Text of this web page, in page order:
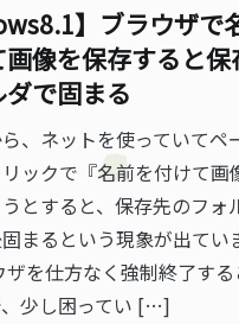
】ブラウザで
像を保存すると保
で固まる
、ネットを使っていてペ
ックで『名前を付けて画
とすると、保存先のフォ
まるという現象が出てい
ザを仕方なく強制終了する
少し困ってい […]